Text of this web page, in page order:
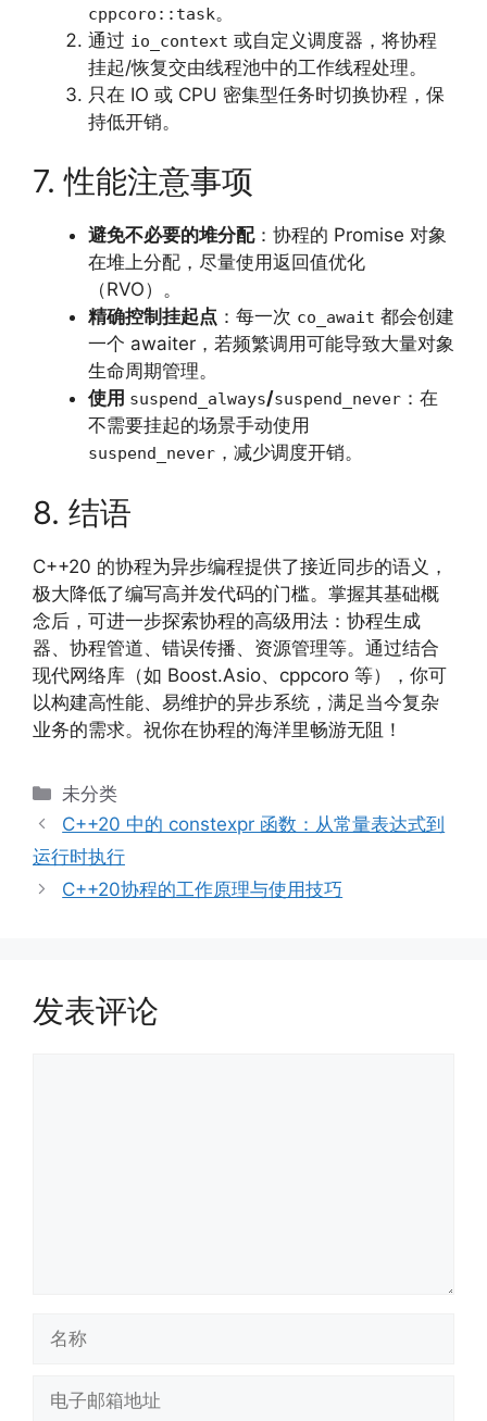
cppcoro::task。
通过 io_context 或自定义调度器，将协程
挂起/恢复交由线程池中的工作线程处理。
只在 IO 或 CPU 密集型任务时切换协程，保
持低开销。
7. 性能注意事项
避免不必要的堆分配：协程的 Promise 对象
在堆上分配，尽量使用返回值优化
（RVO）。
精确控制挂起点 ：每一次 co_await 都会创建
一个 awaiter，若频繁调用可能导致大量对象
生命周期管理。
使用 suspend_always/suspend_never ：在
不需要挂起的场景手动使用
suspend_never ，减少调度开销。
8. 结语
C++20 的协程为异步编程提供了接近同步的语义，
极大降低了编写高并发代码的门槛。掌握其基础概
念后，可进一步探索协程的高级用法：协程生成
器、协程管道、错误传播、资源管理等。通过结合
现代网络库（如 Boost.Asio、cppcoro 等），你可
以构建高性能、易维护的异步系统，满足当今复杂
业务的需求。祝你在协程的海洋里畅游无阻！
分
类
未分类
C++20 中的 constexpr 函数：从常量表达式到
运行时执行
C++20协程的工作原理与使用技巧
发表评论